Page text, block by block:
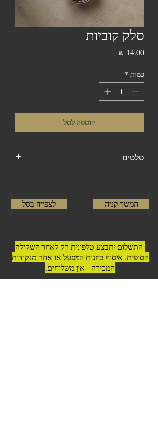
סלק קוביות
כמות *
הוספה לסל
סלטים
לצפייה בסל המשך קניה
התשלום יתבצע טלפונית רק לאחר השקילה
הסופית. איסוף בחנות המפעל או אחת מנקודות
המכירה - אין משלוחים.